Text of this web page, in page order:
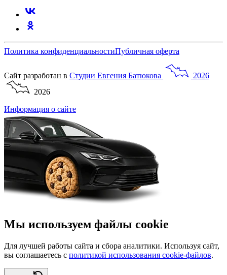
Политика конфиденциальностиПубличная оферта
Сайт разработан в Студии Евгения Батюкова
2026
2026
Информация о сайте
Мы используем файлы cookie
Для лучшей работы сайта и сбора аналитики. Используя сайт,
вы соглашаетесь с политикой использования cookie-файлов.